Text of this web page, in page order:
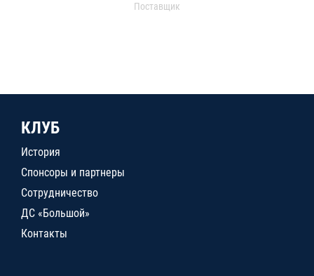
Поставщик
КЛУБ
История
Спонсоры и партнеры
Сотрудничество
ДС «Большой»
Контакты